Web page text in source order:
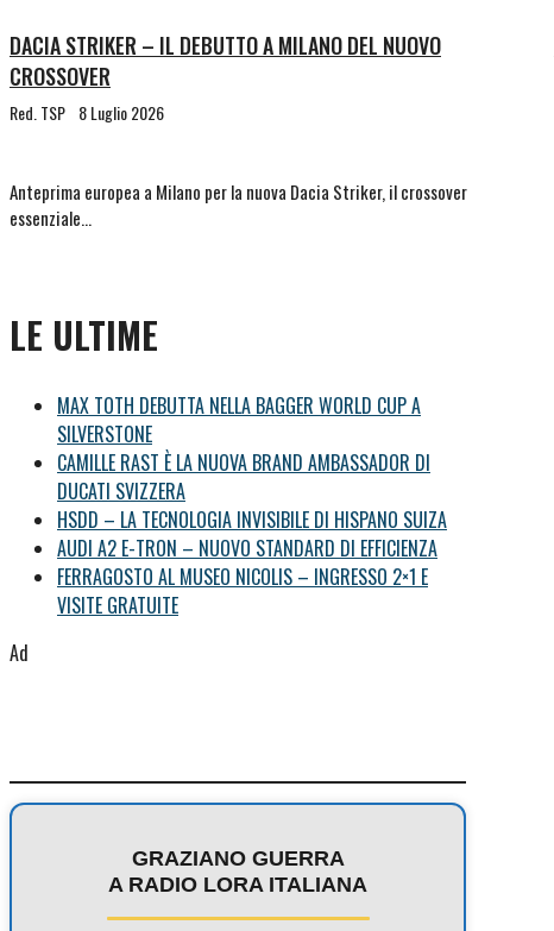
DACIA STRIKER – IL DEBUTTO A MILANO DEL NUOVO
CROSSOVER
Red. TSP 8 Luglio 2026
Anteprima europea a Milano per la nuova Dacia Striker, il crossover
essenziale…
LE ULTIME
MAX TOTH DEBUTTA NELLA BAGGER WORLD CUP A
SILVERSTONE
CAMILLE RAST È LA NUOVA BRAND AMBASSADOR DI
DUCATI SVIZZERA
HSDD – LA TECNOLOGIA INVISIBILE DI HISPANO SUIZA
AUDI A2 E-TRON – NUOVO STANDARD DI EFFICIENZA
FERRAGOSTO AL MUSEO NICOLIS – INGRESSO 2×1 E
VISITE GRATUITE
Ad
GRAZIANO GUERRA
A RADIO LORA ITALIANA